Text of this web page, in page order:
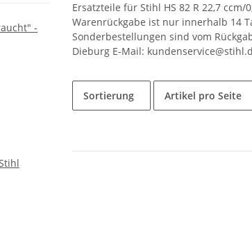
Ersatzteile für Stihl HS 82 R 22,7
Warenrückgabe ist nur innerhalb 14
Sonderbestellungen sind vom
Dieburg E-Mail:
Sortierung Artikel pro Seite
-